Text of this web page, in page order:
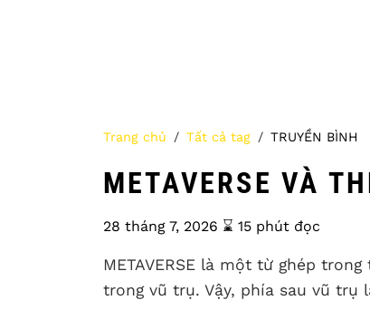
Trang chủ Tất cả tag TRUYỀN BÌNH
METAVERSE VÀ
28 tháng 7, 2026 ⌛️ 15 phút đọc
METAVERSE là một từ ghép
trong vũ trụ. Vậy, phía sau vũ trụ